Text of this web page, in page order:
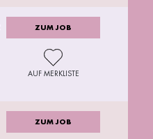
ZUM JOB
AUF MERKLISTE
ZUM JOB